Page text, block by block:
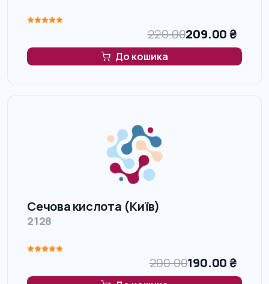
220.00209.00₴
До кошика
Сечова кислота (Київ)
2128
200.00190.00₴